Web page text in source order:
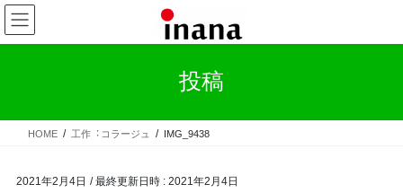
コ
ン
テ
ス
ナ
ビ
ゲ
ン
投稿
HOME ⼯作︓コラージュ IMG_9438
2021年2月4日 / 最終更新日時 : 2021年2月4日